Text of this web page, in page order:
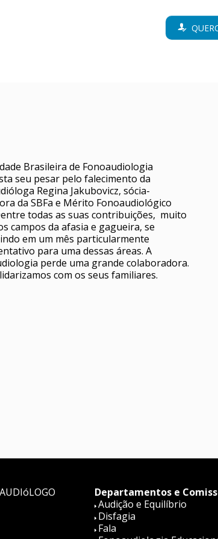
Brasileira de Fonoaudiologia
seu pesar pelo falecimento da
Regina Jakubovicz, sócia-
da SBFa e Mérito Fonoaudiológico
todas as suas contribuições, muito
campos da afasia e gagueira, se
em um mês particularmente
para uma dessas áreas. A
perde uma grande colaboradora.
com os seus familiares.
Departamentos e
Audição e Equilíbrio
Disfagia
Fala